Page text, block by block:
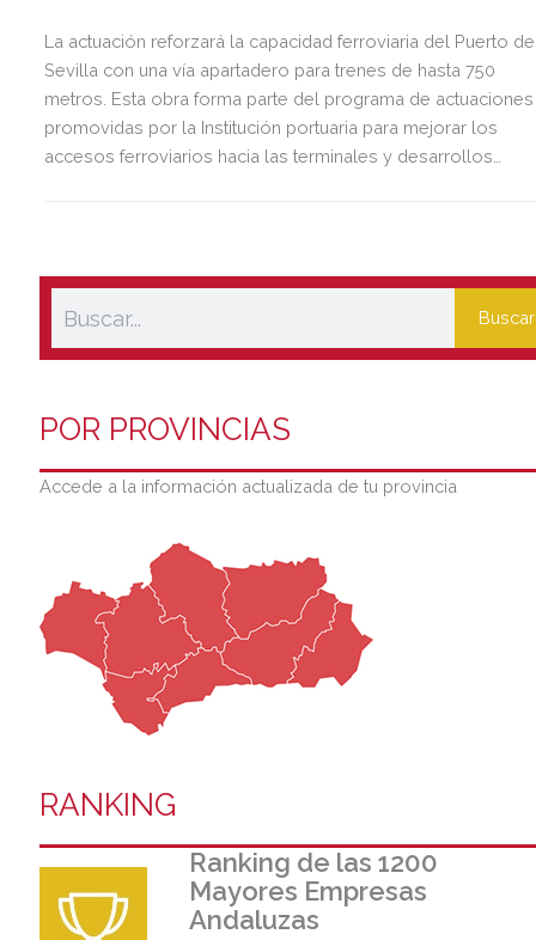
La actuación reforzará la capacidad ferroviaria del Puerto de
Sevilla con una vía apartadero para trenes de hasta 750
metros. Esta obra forma parte del programa de actuaciones
promovidas por la Institución portuaria para mejorar los
accesos ferroviarios hacia las terminales y desarrollos
Buscar
POR PROVINCIAS
Accede a la información actualizada de tu provincia
RANKING
Ranking de las 1200
Mayores Empresas
Andaluzas